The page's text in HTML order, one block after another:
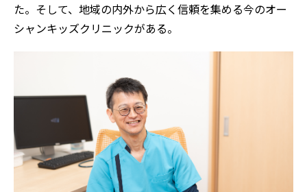
た。そして、地域の内外から広く信頼を集める今のオー
シャンキッズクリニックがある。